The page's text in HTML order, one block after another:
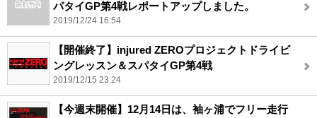
パタイGP第4戦レポートアップしました。
2019/12/24 16:54
【開催終了】injured ZEROプロジェクトドライビ
ングレッスン＆スパタイGP第4戦
2019/12/15 23:24
【今週末開催】12月14日は、袖ヶ浦でフリー走行